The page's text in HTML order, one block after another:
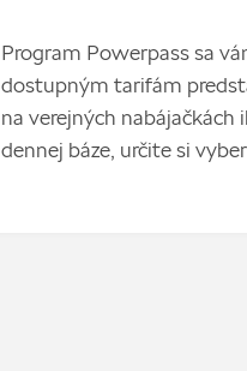
Program Powerpass sa
dostupným tarifám
na verejných
dennej báze, určite si